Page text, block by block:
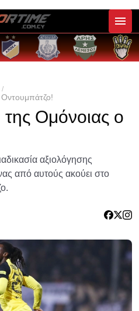
Ομόνοιας ο
αξιολόγησης
από αυτούς ακούει στο